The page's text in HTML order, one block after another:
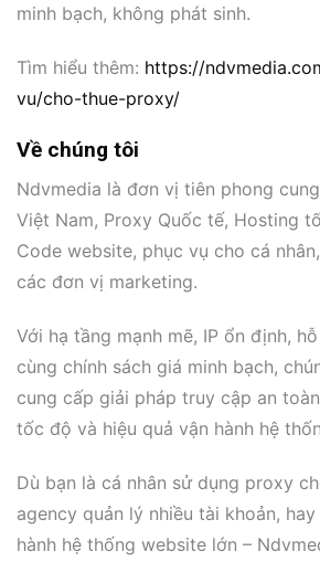
minh bạch, không phát sinh.
Tìm hiểu thêm: https://
vu/cho-thue-proxy/
Về chúng tôi
Ndvmedia là đơn vị tiên phong
Việt Nam, Proxy Quốc tế, Hosting
Code website, phục vụ cho cá
các đơn vị marketing.
Với hạ tầng mạnh mẽ, IP ổn định,
cùng chính sách giá minh bạch,
cung cấp giải pháp truy cập an
tốc độ và hiệu quả vận hành hệ
Dù bạn là cá nhân sử dụng proxy
agency quản lý nhiều tài khoản,
hành hệ thống website lớn –